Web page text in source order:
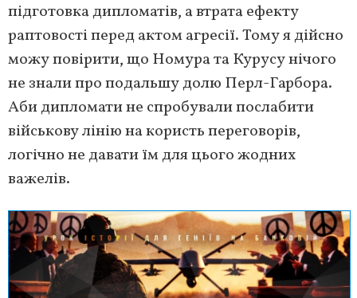
підготовка дипломатів, а втрата ефекту
раптовості перед актом агресії. Тому я дійсно
можу повірити, що Номура та Курусу нічого
не знали про подальшу долю Перл-Гарбора.
Аби дипломати не спробували послабити
військову лінію на користь переговорів,
логічно не давати їм для цього жодних
важелів.